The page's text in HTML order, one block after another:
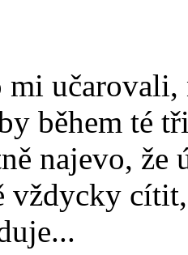
učarovali,
během té
najevo, že
vždycky